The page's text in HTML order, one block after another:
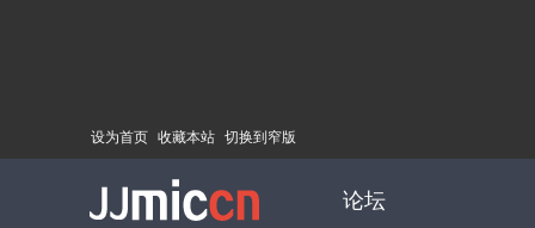
设为首页 收藏本站 切换到窄版
论坛